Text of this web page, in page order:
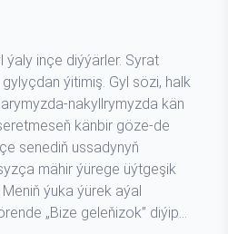
ýaly inçe diýýärler. Syrat
ýitimiş. Gyl sözi, halk
nakyllrymyzda kän
känbir göze-de
senediň ussadynyň
mähir ýürege üýtgeşik
ýuka ýürek aýal
„Bize geleňizok” diýip…